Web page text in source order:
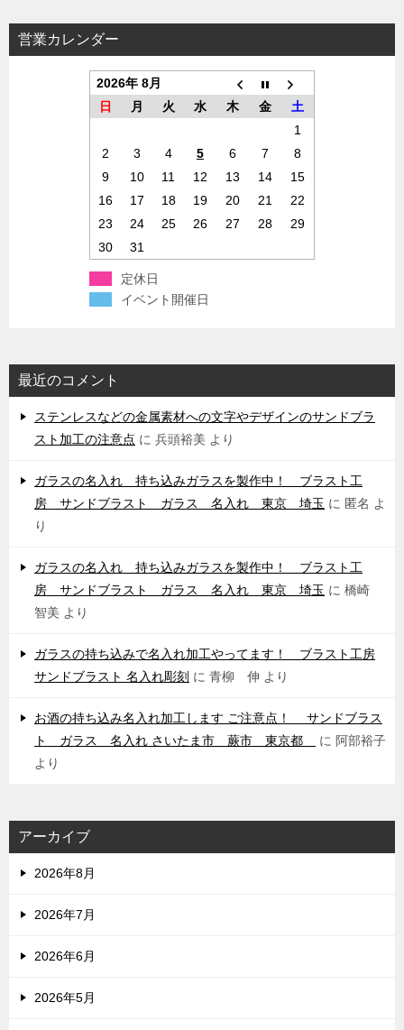
営業カレンダー
2026年 8月
日
月 火 水 木 金
土
1
2
3 4 5 6 7
8
9
10 11 12 13 14
15
16
17 18 19 20 21
22
23
24 25 26 27 28
29
30
31
定休日
イベント開催日
最近のコメント
ステンレスなどの金属素材への文字やデザインのサンドブラ
スト加工の注意点 に 兵頭裕美 より
ガラスの名入れ 持ち込みガラスを製作中！ ブラスト工
房 サンドブラスト ガラス 名入れ 東京 埼玉 に 匿名 よ
り
ガラスの名入れ 持ち込みガラスを製作中！ ブラスト工
房 サンドブラスト ガラス 名入れ 東京 埼玉 に 橋崎
智美 より
ガラスの持ち込みで名入れ加工やってます！ ブラスト工房
サンドブラスト 名入れ彫刻 に 青柳 伸 より
お酒の持ち込み名入れ加工します ご注意点！ サンドブラス
ト ガラス 名入れ さいたま市 蕨市 東京都
に 阿部裕子
より
アーカイブ
2026年8月
2026年7月
2026年6月
2026年5月